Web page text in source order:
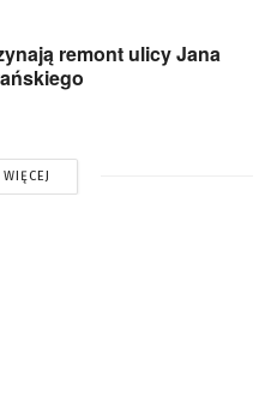
remont ulicy Jana